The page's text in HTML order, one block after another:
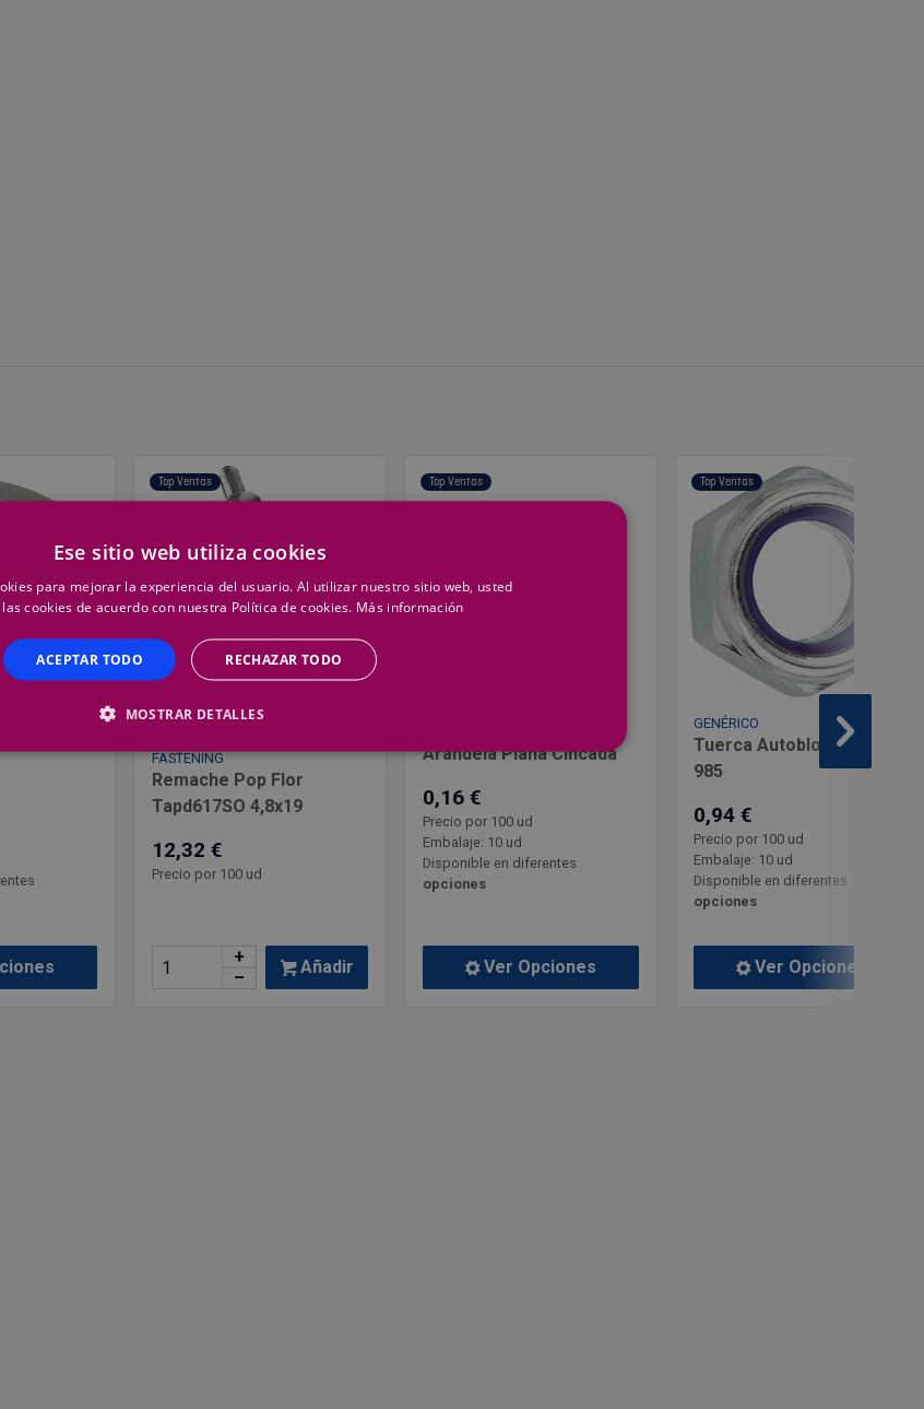
Top Ventas
FASTENING
Remache Pop Flor
Tapd617SO 4,8x19
12,32 €
Precio por 100 ud
+
–
Añadir
Top Ventas
Arandela Plana Cincada
0,16 €
Precio por 100 ud
Embalaje: 10 ud
Disponible en diferentes
opciones
Ver Opciones
Top Ventas
GENÉRICO
Tuerca Autoblocante 8-G
985
0,94 €
Precio por 100 ud
Embalaje: 10 ud
Disponible en diferentes
opciones
Ver Opciones
Ese sitio web utiliza cookies
para mejorar la experiencia del usuario. Al utilizar nuestro sitio web, usted
cookies de acuerdo con nuestra Política de cookies. Más información
ACEPTAR TODO RECHAZAR TODO
MOSTRAR DETALLES